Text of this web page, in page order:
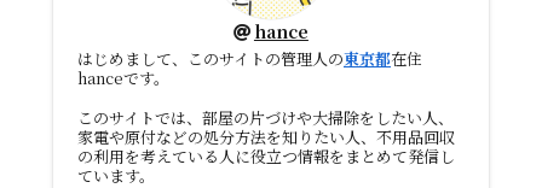
hance
はじめまして、このサイトの管理人の東京都在住
hanceです。
このサイトでは、部屋の片づけや大掃除をしたい人、
家電や原付などの処分方法を知りたい人、不用品回収
の利用を考えている人に役立つ情報をまとめて発信し
ています。